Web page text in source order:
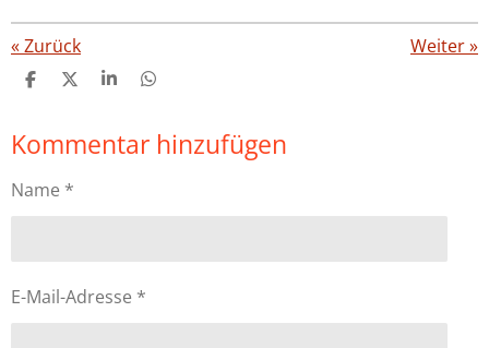
«Zurück Weiter»
T
l
e
T
l
e
T
l
e
T
l
Kommentar hinzufügen
Name *
E-Mail-Adresse *